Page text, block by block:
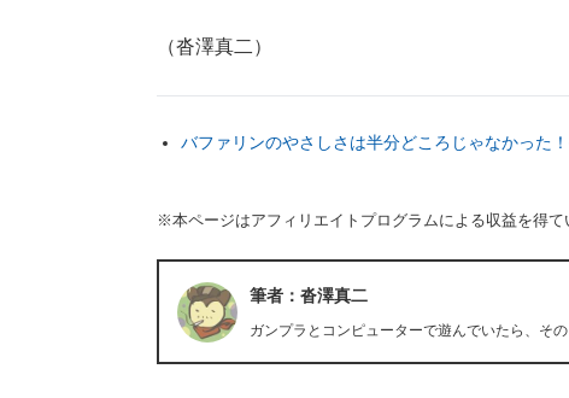
（沓澤真二）
バファリンのやさしさは半分どころじゃなかった
※本ページはアフィリエイトプログラムによる収益を得て
筆者：沓澤真二
ガンプラとコンピューターで遊んでいたら、その